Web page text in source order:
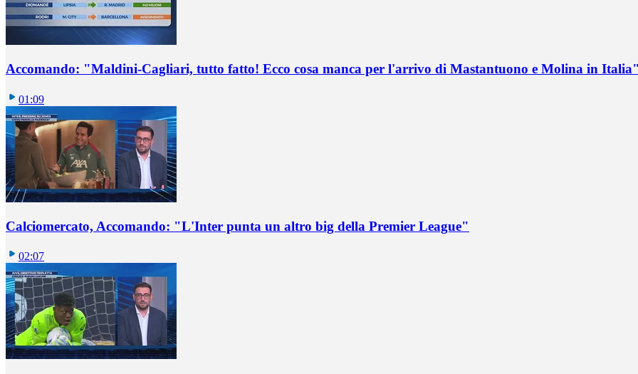
Accomando: "Maldini-Cagliari, tutto fatto! Ecco cosa manca per l'arrivo di Mastantuono e Molina in
01:09
Calciomercato, Accomando: "L'Inter punta un altro big della Premier League"
02:07